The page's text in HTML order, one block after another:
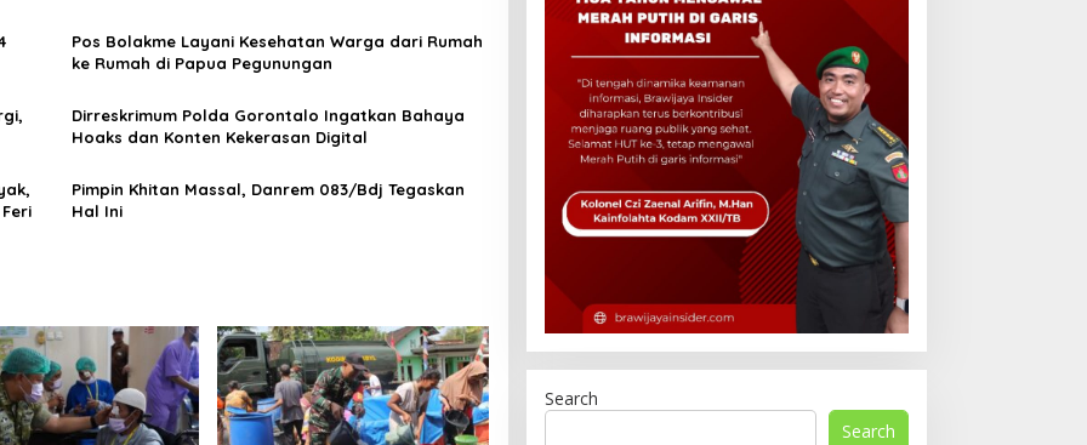
Pos Bolakme Layani Kesehatan Warga dari Rumah
ke Rumah di Papua Pegunungan
Dirreskrimum Polda Gorontalo Ingatkan Bahaya
Hoaks dan Konten Kekerasan Digital
Pimpin Khitan Massal, Danrem 083/Bdj Tegaskan
Hal Ini
Search
Search